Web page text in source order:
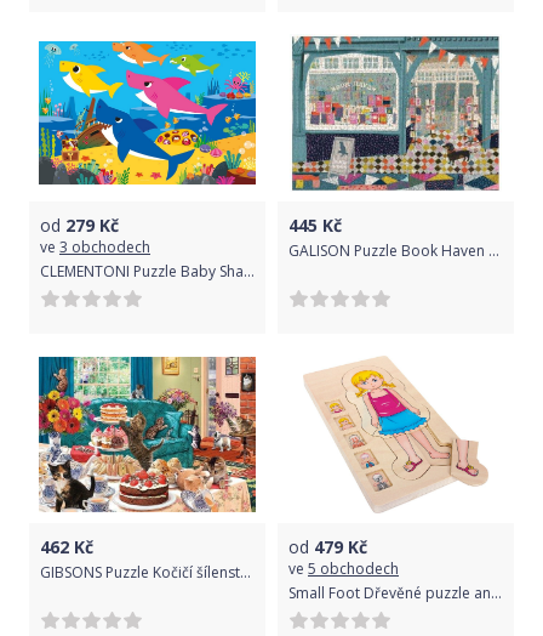
od 279 Kč
ve 3 obchodech
CLEMENTONI Puzzle Baby Shark: Všichni spolu MAXI 104 dílků
445 Kč
GALISON Puzzle Book Haven 1000 dílků
462 Kč
GIBSONS Puzzle Kočičí šílenství 1000 dílků
od 479 Kč
ve 5 obchodech
Small Foot Dřevěné puzzle anatomie